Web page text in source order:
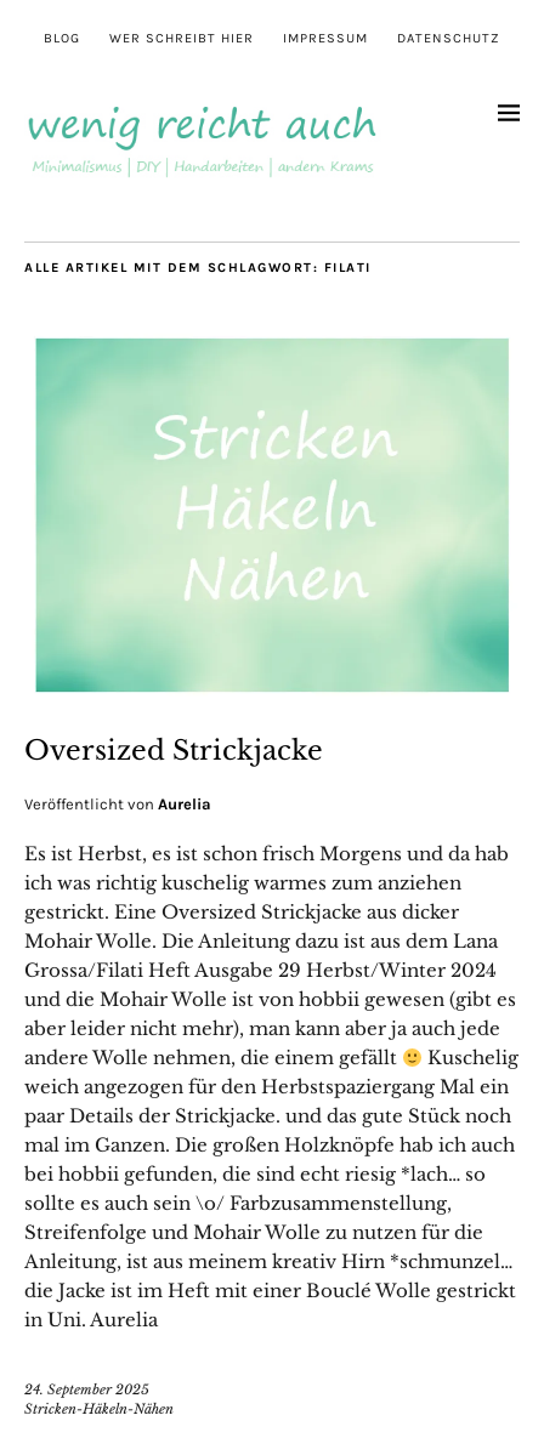
BLOG WER SCHREIBT HIER IMPRESSUM DATENSCHUTZ
ALLE ARTIKEL MIT DEM SCHLAGWORT: FILATI
Oversized Strickjacke
Veröffentlicht von Aurelia
Es ist Herbst, es ist schon frisch Morgens und da hab
ich was richtig kuschelig warmes zum anziehen
gestrickt. Eine Oversized Strickjacke aus dicker
Mohair Wolle. Die Anleitung dazu ist aus dem Lana
Grossa/Filati Heft Ausgabe 29 Herbst/Winter 2024
und die Mohair Wolle ist von hobbii gewesen (gibt es
aber leider nicht mehr), man kann aber ja auch jede
andere Wolle nehmen, die einem gefällt
Kuschelig
weich angezogen für den Herbstspaziergang Mal ein
paar Details der Strickjacke. und das gute Stück noch
mal im Ganzen. Die großen Holzknöpfe hab ich auch
bei hobbii gefunden, die sind echt riesig *lach… so
sollte es auch sein \o/ Farbzusammenstellung,
Streifenfolge und Mohair Wolle zu nutzen für die
Anleitung, ist aus meinem kreativ Hirn *schmunzel…
die Jacke ist im Heft mit einer Bouclé Wolle gestrickt
in Uni. Aurelia
24. September 2025
Stricken-Häkeln-Nähen